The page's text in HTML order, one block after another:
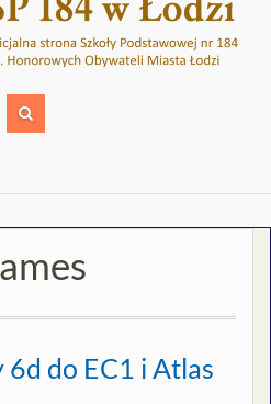
do EC1 i Atlas